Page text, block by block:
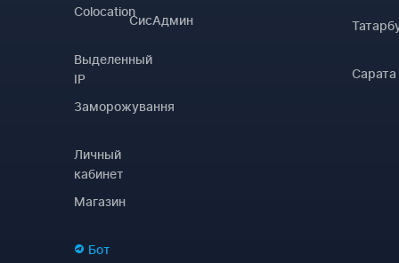
Colocation
Выделенный
IP
Заморожування
Личный
кабинет
Магазин
Бот
СисАдмин
Сарата